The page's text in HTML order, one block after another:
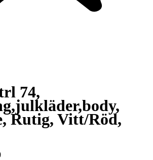
74,
Rutig, Vitt/Röd,